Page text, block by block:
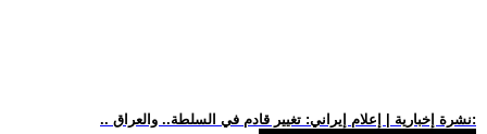
.. نشرة إخبارية | إعلام إيراني: تغيير قادم في السلطة.. والعراق: